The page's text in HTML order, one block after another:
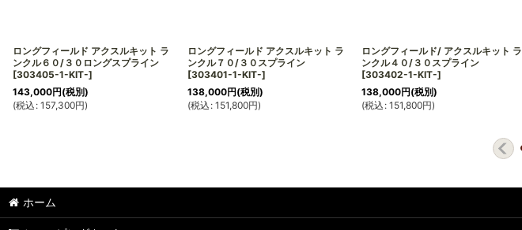
ロングフィールド アクスルキット ラ
ンクル６０/３０ロングスプライン
[303405-1-KIT-]
143,000円(税別)
(税込 : 157,300円)
ロングフィールド アクスルキット ラ
ンクル７０/３０スプライン
[303401-1-KIT-]
138,000円(税別)
(税込 : 151,800円)
ロングフィールド/ アクスルキット ラ
ンクル４０/３０スプライン
[303402-1-KIT-]
138,000円(税別)
(税込 : 151,800円)
ホーム